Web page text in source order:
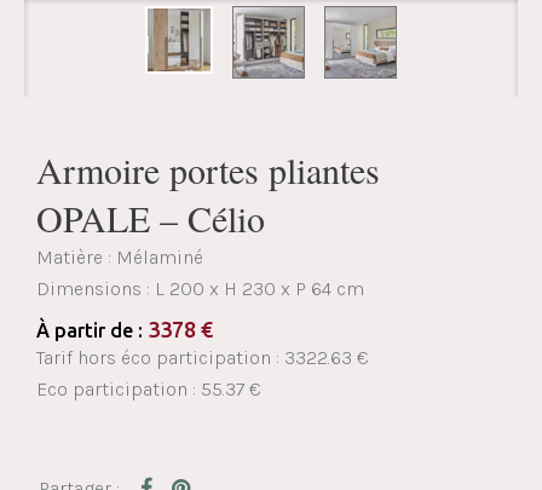
Armoire portes pliantes
OPALE – Célio
Matière : Mélaminé
Dimensions : L 200 x H 230 x P 64 cm
À partir de : 3378 €
Tarif hors éco participation : 3322.63 €
Eco participation : 55.37 €